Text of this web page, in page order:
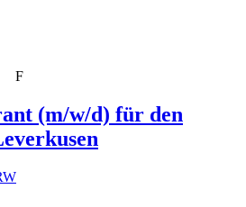
F
(m/w/d) für den